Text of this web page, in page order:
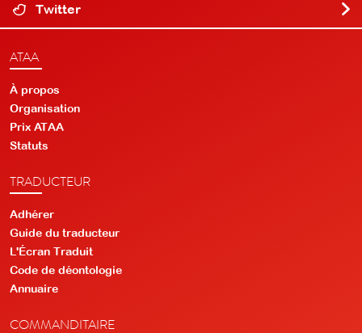
Twitter
ATAA
À propos
Organisation
Prix ATAA
Statuts
TRADUCTEUR
Adhérer
Guide du traducteur
L'Écran Traduit
Code de déontologie
Annuaire
COMMANDITAIRE